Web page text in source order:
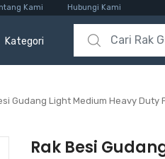
Kami Hubungi Kami
Kategori
Search for:
Gudang Light Medium Heavy Duty
Rak Besi